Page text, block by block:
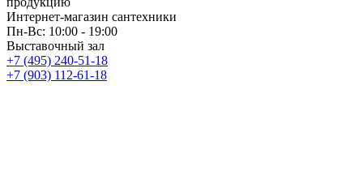
Интернет-магазин сантехники
Пн-Вс: 10:00 - 19:00
Выставочный зал
+7 (495) 240-51-18
+7 (903) 112-61-18